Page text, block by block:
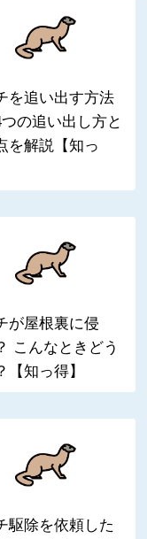
を追い出す方法
の追い出し方と
を解説【知っ
が屋根裏に侵
こんなときどう
【知っ得】
駆除を依頼した